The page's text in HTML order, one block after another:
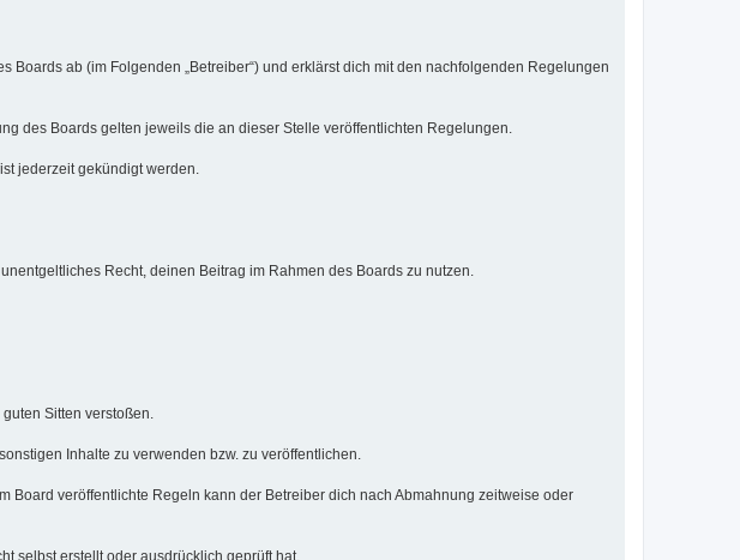
Boards ab (im Folgenden „Betreiber“) und erklärst dich mit den nachfolgenden Regelungen
des Boards gelten jeweils die an dieser Stelle veröffentlichten Regelungen.
jederzeit gekündigt werden.
Recht, deinen Beitrag im Rahmen des Boards zu nutzen.
Sitten verstoßen.
Inhalte zu verwenden bzw. zu veröffentlichen.
veröffentlichte Regeln kann der Betreiber dich nach Abmahnung zeitweise oder
selbst erstellt oder ausdrücklich geprüft hat.